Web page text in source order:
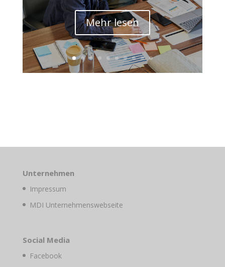
Mehr lesen
Unternehmen
Impressum
MDI Unternehmenswebseite
Social Media
Facebook